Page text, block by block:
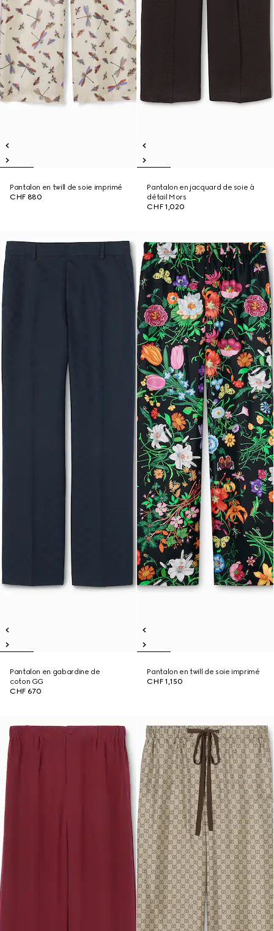
Pantalon en twill de soie imprimé
CHF 880
Pantalon en jacquard de soie à
détail Mors
CHF 1,020
Pantalon en gabardine de
coton GG
CHF 670
Pantalon en twill de soie imprimé
CHF 1,150